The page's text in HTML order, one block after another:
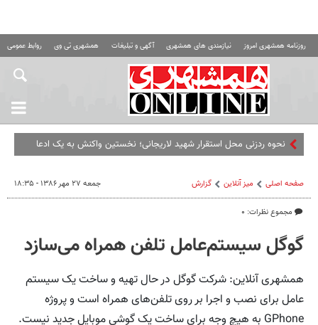
روزنامه همشهری امروز نیازمندی های همشهری آگهی و تبلیغات همشهری تی وی روابط عمومی
صفحه اصلی میز آنلاین گزارش
مجموع نظرات: ۰
جمعه ۲۷ مهر ۱۳۸۶ - ۱۸:۳۵
گوگل سیستم‌عامل تلفن همراه می‌سازد
همشهری آنلاین: شرکت گوگل در حال تهیه و ساخت یک سیستم
عامل برای نصب و اجرا بر روی تلفن‌های همراه است و پروژه
GPhone به هیچ وجه برای ساخت یک گوشی موبایل جدید نیست.